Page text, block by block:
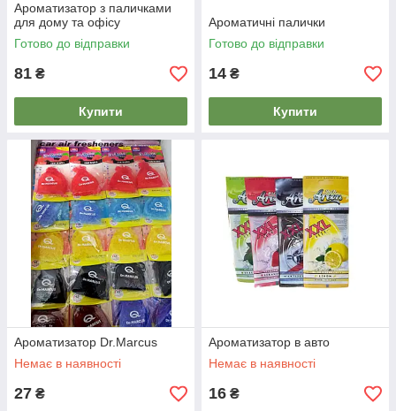
Ароматизатор з паличками
для дому та офісу
Готово до відправки
81 ₴
Купити
Ароматичні палички
Готово до відправки
14 ₴
Купити
Ароматизатор Dr.Marcus
Немає в наявності
27 ₴
Ароматизатор в авто
Немає в наявності
16 ₴